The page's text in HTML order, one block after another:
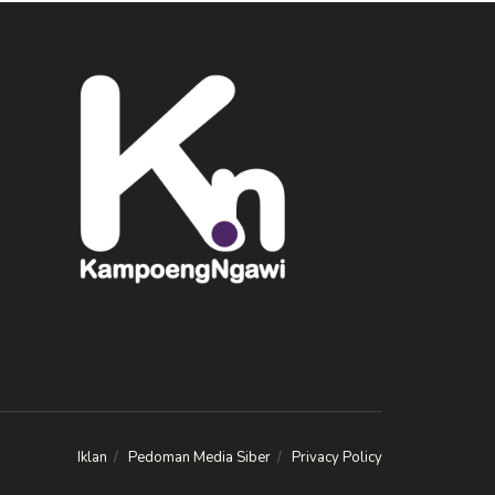
Iklan Pedoman Media Siber Privacy Policy